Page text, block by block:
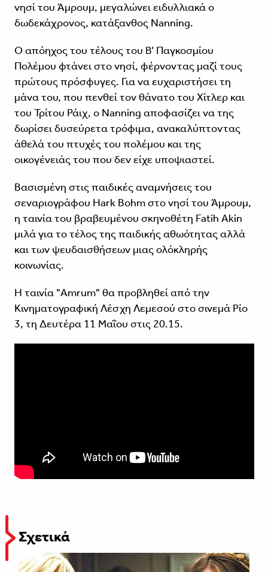
νησί του Άμρουμ, μεγαλώνει ειδυλλιακά ο
δωδεκάχρονος, κατάξανθος Nanning.
Ο απόηχος του τέλους του Β’ Παγκοσμίου
Πολέμου φτάνει στο νησί, φέρνοντας μαζί τους
πρώτους πρόσφυγες. Για να ευχαριστήσει τη
μάνα του, που πενθεί τον θάνατο του Χίτλερ και
του Τρίτου Ράιχ, ο Nanning αποφασίζει να της
δωρίσει δυσεύρετα τρόφιμα, ανακαλύπτοντας
άθελά του πτυχές του πολέμου και της
οικογένειάς του που δεν είχε υποψιαστεί.
Βασισμένη στις παιδικές αναμνήσεις του
σεναριογράφου Hark Bohm στο νησί του Άμρουμ,
η ταινία του βραβευμένου σκηνοθέτη Fatih Akin
μιλά για το τέλος της παιδικής αθωότητας αλλά
και των ψευδαισθήσεων μιας ολόκληρής
κοινωνίας.
Η ταινία "Amrum" θα προβληθεί από την
Κινηματογραφική Λέσχη Λεμεσού στο σινεμά Ρίο
3, τη Δευτέρα 11 Μαΐου στις 20.15.
Σχετικά